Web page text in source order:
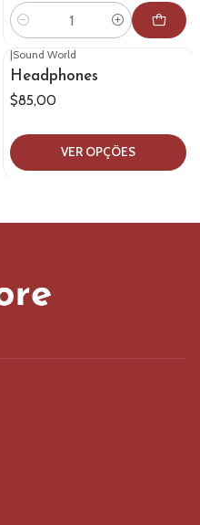
Quantidade
|Sound World
Headphones
$85,00
VER OPÇÕES